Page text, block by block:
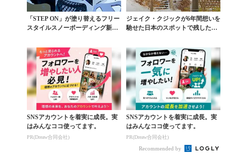
「STEP ON」が塗り替えるフリー
スタイルスノーボーディング新時
ジェイク・クジックが6年間想いを
馳せた日本のスポットで残したカ
SNSアカウントを着実に成長。実
はみんなココ使ってます。
PR(Dreaw合同会社)
SNSアカウントを着実に成長。実
はみんなココ使ってます。
PR(Dreaw合同会社)
Recommended by